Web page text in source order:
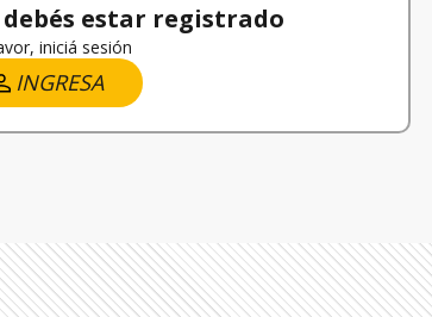
estar registrado
iniciá sesión
INGRESA